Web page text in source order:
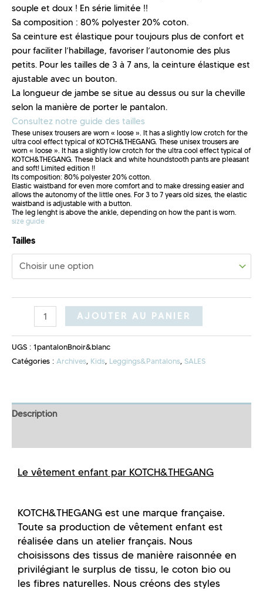
souple et doux ! En série limitée !!
Sa composition : 80% polyester 20% coton.
Sa ceinture est élastique pour toujours plus de confort et
pour faciliter l’habillage, favoriser l’autonomie des plus
petits. Pour les tailles de 3 à 7 ans, la ceinture élastique est
ajustable avec un bouton.
La longueur de jambe se situe au dessus ou sur la cheville
selon la manière de porter le pantalon.
Consultez notre guide des tailles
These unisex trousers are worn « loose ». It has a slightly low crotch for the
ultra cool effect typical of KOTCH&THEGANG. These unisex trousers are
worn « loose ». It has a slightly low crotch for the ultra cool effect typical of
KOTCH&THEGANG. These black and white houndstooth pants are pleasant
and soft! Limited edition !!
Its composition: 80% polyester 20% cotton.
Elastic waistband for even more comfort and to make dressing easier and
allows the autonomy of the little ones. For 3 to 7 years old sizes, the elastic
waistband is adjustable with a button.
The leg lenght is above the ankle, depending on how the pant is worn.
size guide
Tailles
AJOUTER AU PANIER
UGS : 1pantalonBnoir&blanc
Catégories : Archives, Kids, Leggings&Pantalons, SALES
Description
Le vêtement enfant par KOTCH&THEGANG
KOTCH&THEGANG est une marque française.
Toute sa production de vêtement enfant est
réalisée dans un atelier français. Nous
choisissons des tissus de manière raisonnée en
privilégiant le surplus de tissu, le coton bio ou
les fibres naturelles. Nous créons des styles